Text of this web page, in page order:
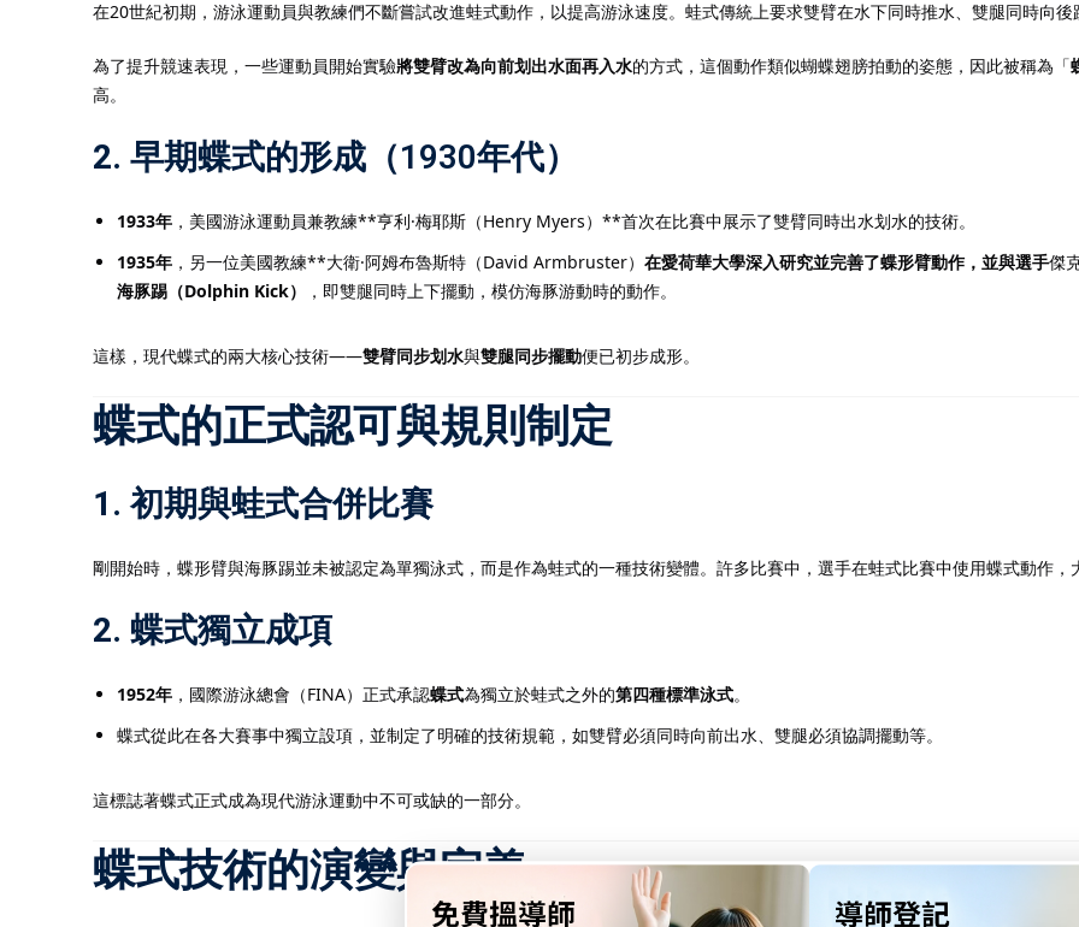
在20世紀初期，游泳運動員與教練們不斷嘗試改進蛙式動作，以提高游泳速度。蛙式傳統上要求雙臂在水下同時推水、雙腿同時向
為了提升競速表現，一些運動員開始實驗將雙臂改為向前划出水面再入水的方式，這個動作類似蝴蝶翅膀拍動的姿態，因此被稱為「
高。
2. 早期蝶式的形成（1930年代）
1933年 ，美國游泳運動員兼教練**亨利·梅耶斯（Henry Myers）**首次在比賽中展示了雙臂同時出水划水的技術。
1935年 ，另一位美國教練**大衛·阿姆布魯斯特（David Armbruster） 在愛荷華大學深入研究並完善了蝶形臂動作，並與選手傑
海豚踢（Dolphin Kick）
，即雙腿同時上下擺動，模仿海豚游動時的動作。
這樣，現代蝶式的兩大核心技術——雙臂同步划水與雙腿同步擺動便已初步成形。
蝶式的正式認可與規則制定
1.初期與蛙式合併比賽
剛開始時，蝶形臂與海豚踢並未被認定為單獨泳式，而是作為蛙式的一種技術變體。許多比賽中，選手在蛙式比賽中使用蝶式動作
2. 蝶式獨立成項
1952年 ，國際游泳總會（FINA）正式承認蝶式為獨立於蛙式之外的第四種標準泳式。
蝶式從此在各大賽事中獨立設項，並制定了明確的技術規範，如雙臂必須同時向前出水、雙腿必須協調擺動等。
這標誌著蝶式正式成為現代游泳運動中不可或缺的一部分。
蝶式技術的演變與完善